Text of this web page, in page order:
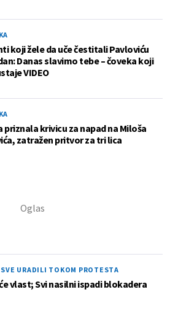
koji žele da uče čestitali Pavloviću
Danas slavimo tebe – čoveka koji
VIDEO
priznala krivicu za napad na Miloša
zatražen pritvor za tri lica
URADILI TOKOM PROTESTA
vlast; Svi nasilni ispadi blokadera